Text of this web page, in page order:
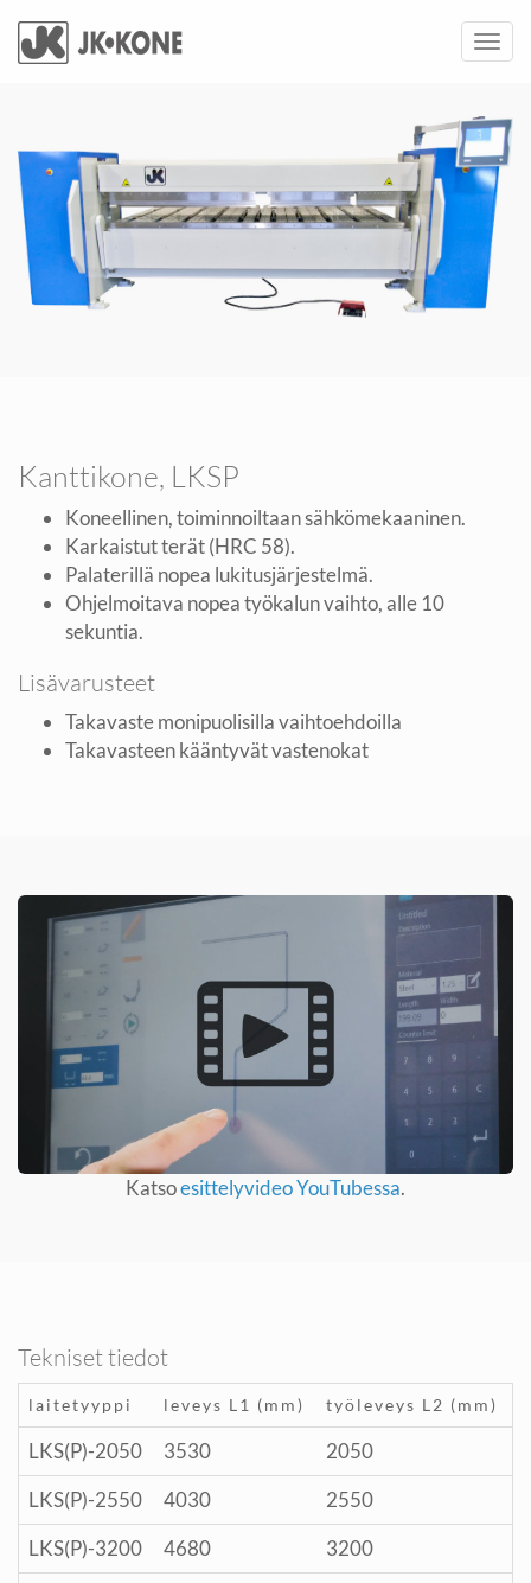
Kanttikone, LKSP
Koneellinen, toiminnoiltaan sähkömekaaninen.
Karkaistut terät (HRC 58).
Palaterillä nopea lukitusjärjestelmä.
Ohjelmoitava nopea työkalun vaihto, alle 10
sekuntia.
Lisävarusteet
Takavaste monipuolisilla vaihtoehdoilla
Takavasteen kääntyvät vastenokat
Katsoesittelyvideo YouTubessa.
Tekniset tiedot
laitetyyppi leveys L1 (mm) työleveys L2 (mm)
LKS(P)-2050 3530
2050
LKS(P)-2550
4030
2550
LKS(P)-3200
4680
3200